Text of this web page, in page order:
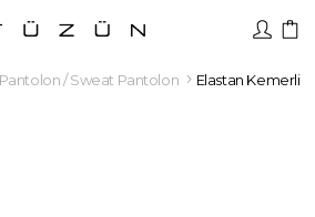
Pantolon / Sweat Pantolon Elastan Kemerli